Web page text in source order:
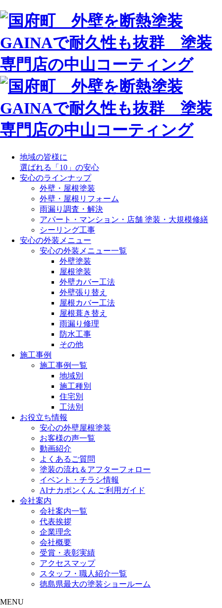
地域の皆様に
選ばれる「10」の安心
安心のラインナップ
外壁・屋根塗装
外壁・屋根リフォーム
雨漏り調査・解決
アパート・マンション・店舗 塗装・大規模修繕
シーリング工事
安心の外装メニュー
安心の外装メニュー一覧
外壁塗装
屋根塗装
外壁カバー工法
外壁張り替え
屋根カバー工法
屋根葺き替え
雨漏り修理
防水工事
その他
施工事例
施工事例一覧
地域別
施工種別
住宅別
工法別
お役立ち情報
安心の外壁屋根塗装
お客様の声一覧
動画紹介
よくあるご質問
塗装の流れ＆アフターフォロー
イベント・チラシ情報
AIナカポンくん ご利用ガイド
会社案内
会社案内一覧
代表挨拶
企業理念
会社概要
受賞・表彰実績
アクセスマップ
スタッフ・職人紹介一覧
徳島県最大の塗装ショールーム
MENU